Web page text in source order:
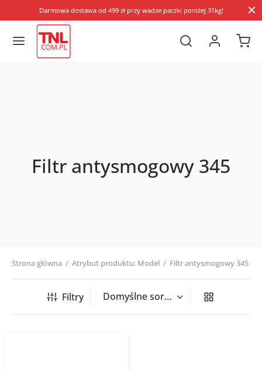
Darmowa dostawa od 499 zł przy wadze paczki poniżej 31kg!
Filtr antysmogowy 345
Strona główna / Atrybut produktu: Model / Filtr antysmogowy 345
Filtry